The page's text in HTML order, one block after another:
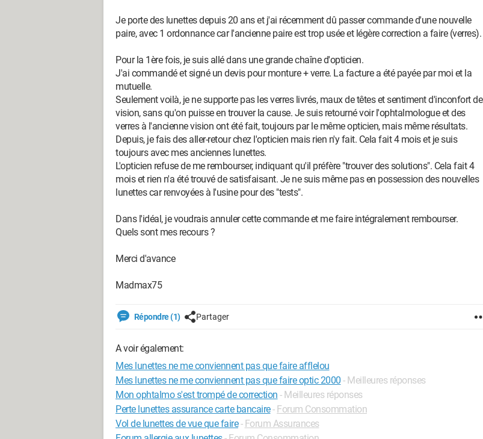
Je porte des lunettes depuis 20 ans et j'ai récemment dû passer commande d'une nouvelle
paire, avec 1 ordonnance car l'ancienne paire est trop usée et légère correction a faire (verres).
Pour la 1ère fois, je suis allé dans une grande chaîne d'opticien.
J'ai commandé et signé un devis pour monture + verre. La facture a été payée par moi et la
mutuelle.
Seulement voilà, je ne supporte pas les verres livrés, maux de têtes et sentiment d'inconfort de
vision, sans qu'on puisse en trouver la cause. Je suis retourné voir l'ophtalmologue et des
verres à l'ancienne vision ont été fait, toujours par le même opticien, mais même résultats.
Depuis, je fais des aller-retour chez l'opticien mais rien n'y fait. Cela fait 4 mois et je suis
toujours avec mes anciennes lunettes.
L'opticien refuse de me rembourser, indiquant qu'il préfère "trouver des solutions". Cela fait 4
mois et rien n'a été trouvé de satisfaisant. Je ne suis même pas en possession des nouvelles
lunettes car renvoyées à l'usine pour des "tests".
Dans l'idéal, je voudrais annuler cette commande et me faire intégralement rembourser.
Quels sont mes recours ?
Merci d'avance
Madmax75
Répondre (1) Partager
A voir également:
Mes lunettes ne me conviennent pas que faire afflelou
Mes lunettes ne me conviennent pas que faire optic 2000 - Meilleures réponses
Mon ophtalmo s'est trompé de correction - Meilleures réponses
Perte lunettes assurance carte bancaire- Forum Consommation
Vol de lunettes de vue que faire - Forum Assurances